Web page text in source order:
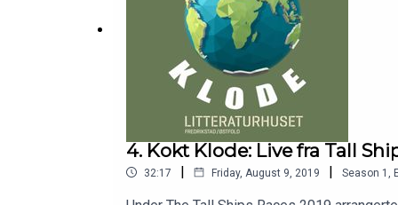
4. Kokt Klode: Live fra Tall
32:17 | Friday, August 9, 2019 | Season 1 ,